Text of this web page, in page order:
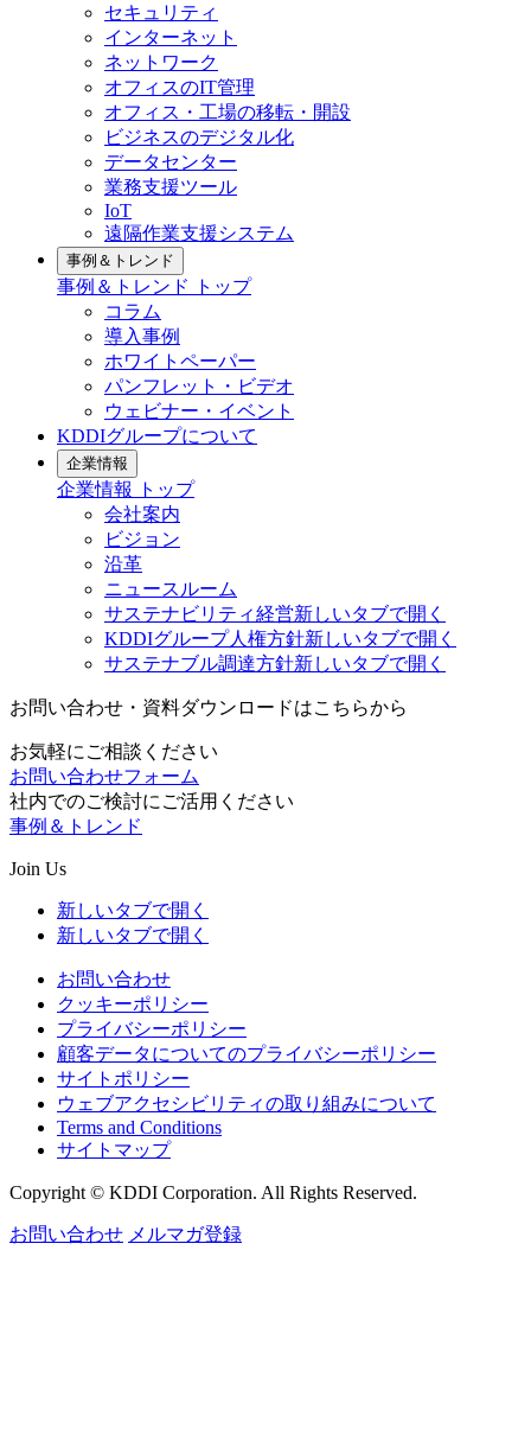
セキュリティ
インターネット
ネットワーク
オフィスのIT管理
オフィス・工場の移転・開設
ビジネスのデジタル化
データセンター
業務支援ツール
IoT
遠隔作業支援システム
事例＆トレンド
事例＆トレンド
トップ
コラム
導入事例
ホワイトペーパー
パンフレット・ビデオ
ウェビナー・イベント
KDDIグループについて
企業情報
企業情報
トップ
会社案内
ビジョン
沿革
ニュースルーム
サステナビリティ経営新しいタブで開く
KDDIグループ人権方針新しいタブで開く
サステナブル調達方針新しいタブで開く
お問い合わせ・資料ダウンロードはこちらから
お気軽にご相談ください
お問い合わせフォーム
社内でのご検討にご活用ください
事例＆トレンド
Join Us
新しいタブで開く
新しいタブで開く
お問い合わせ
クッキーポリシー
プライバシーポリシー
顧客データについてのプライバシーポリシー
サイトポリシー
ウェブアクセシビリティの取り組みについて
Terms and Conditions
サイトマップ
Copyright © KDDI Corporation. All Rights Reserved.
お問い合わせ メルマガ登録